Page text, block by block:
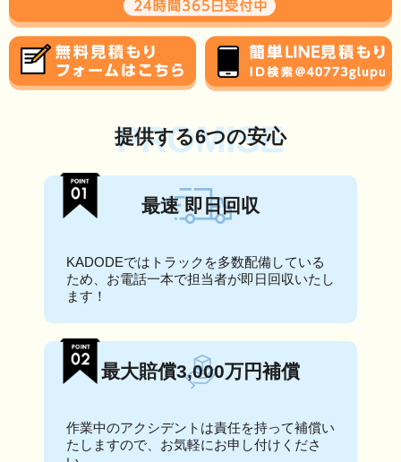
PROMISE
提供する6つの安心
最速 即日回収
KADODEではトラックを多数配備している
ため、お電話一本で担当者が即日回収いたし
ます！
最大賠償3,000万円補償
作業中のアクシデントは責任を持って補償い
たしますので、お気軽にお申し付けくださ